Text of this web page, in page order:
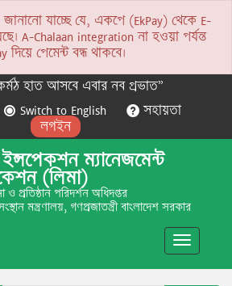
যাচ্ছে যে, একপে (EkPay) থেকে E-
A-Chalaan integration না হওয়া পর্যন্ত
দিয়ে পেমেন্ট বন্ধ থাকবে।
হাত আসবে এবার নব প্রভাত”
Switch to English
সহায়তা
লগইন
ম্যানেজমেন্ট
(লিমা)
ও প্রতিষ্ঠান পরিদর্শন অধিদপ্তর
মন্ত্রণালয়, গণপ্রজাতন্ত্রী বাংলাদেশ সরকার
Toggle